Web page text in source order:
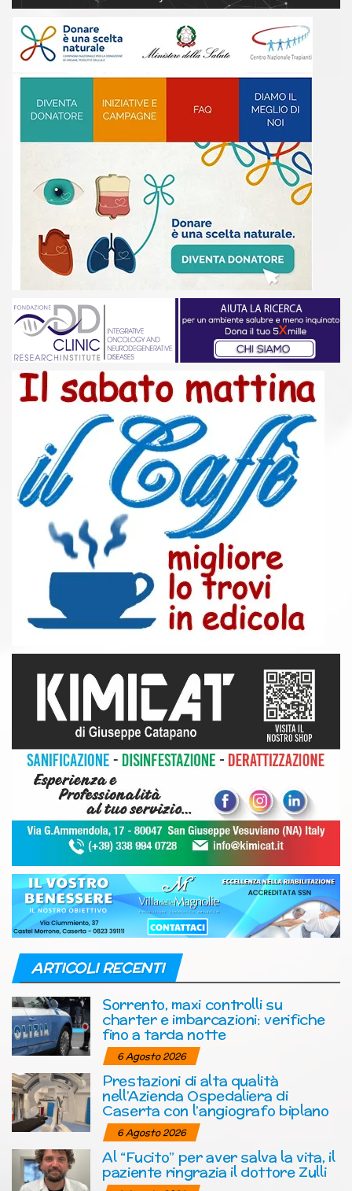
ARTICOLI RECENTI
Sorrento, maxi controlli su
charter e imbarcazioni: verifiche
fino a tarda notte
6 Agosto 2026
Prestazioni di alta qualità
nell’Azienda Ospedaliera di
Caserta con l’angiografo biplano
6 Agosto 2026
Al “Fucito” per aver salva la vita, il
paziente ringrazia il dottore Zulli